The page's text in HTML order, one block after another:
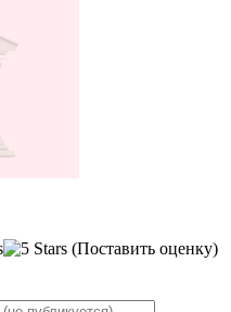
(Поставить оценку)